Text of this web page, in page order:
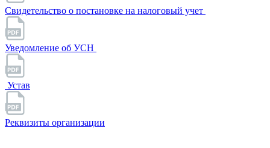
Свидетельство о постановке на налоговый учет
Уведомление об УСН
Устав
Реквизиты организации